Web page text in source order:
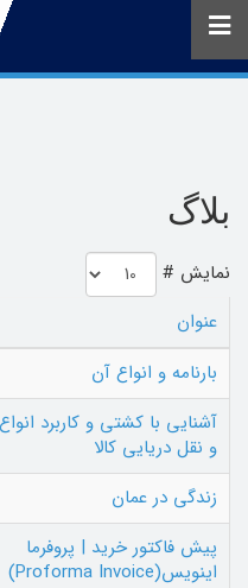
بلاگ
نمایش #
عنوان
بارنامه و انواع آن
آشنایی با کشتی و کاربرد
و نقل دریایی کالا
زندگی در عمان
پیش فاکتور خرید | پروفرما
اینویس(Proforma Invoice)